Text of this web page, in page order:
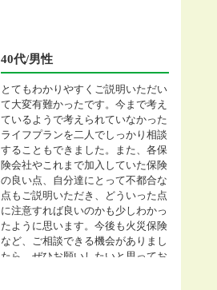
40代/男性
とてもわかりやすくご説明いただい
て大変有難かったです。今まで考え
ているようで考えられていなかった
ライフプランを二人でしっかり相談
することもできました。また、各保
険会社やこれまで加入していた保険
の良い点、自分達にとって不都合な
点もご説明いただき、どういった点
に注意すれば良いのかも少しわかっ
たように思います。今後も火災保険
など、ご相談できる機会がありまし
たら、ぜひお願いしたいと思ってお